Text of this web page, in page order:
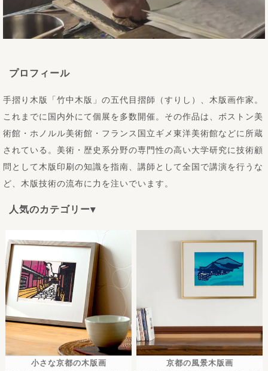
プロフィール
手摺り木版「竹中木版」の五代目摺師（すりし）、木版画作家。
これまでに国内外にて個展を多数開催。その作品は、ボストン美
術館・ホノルル美術館・フランス国立ギメ東洋美術館などに所蔵
されている。美術・歴史系分野の専門性の高い大学研究に技術顧
問として木版印刷の知識を指南、講師として全国で講演を行うな
ど、木版技術の流布に力を注いでいます。
人気のカテゴリー▾
小さな京都の木版画 京都の風景木版画